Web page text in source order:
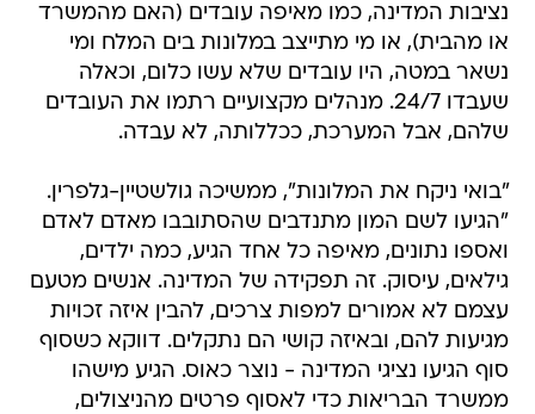
נציבות המדינה, כמו מאיפה עובדים (האם מהמשרד
או מהבית), או מי מתייצב במלונות בים המלח ומי
נשאר במטה, היו עובדים שלא עשו כלום, וכאלה
שעבדו 24/7. מנהלים מקצועיים רתמו את העובדים
שלהם, אבל המערכת, ככללותה, לא עבדה.
"בואי ניקח את המלונות", ממשיכה גולשטיין-גלפרין.
"הגיעו לשם המון מתנדבים שהסתובבו מאדם לאדם
ואספו נתונים, מאיפה כל אחד הגיע, כמה ילדים,
גילאים, עיסוק. זה תפקידה של המדינה. אנשים מטעם
עצמם לא אמורים למפות צרכים, להבין איזה זכויות
מגיעות להם, ובאיזה קושי הם נתקלים. דווקא כשסוף
סוף הגיעו נציגי המדינה - נוצר כאוס. הגיע מישהו
ממשרד הבריאות כדי לאסוף פרטים מהניצולים,